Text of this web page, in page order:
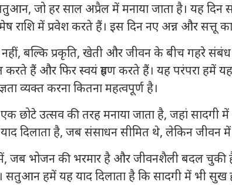
, जो हर साल अप्रैल में मनाया जाता है। यह
राशि में प्रवेश करते हैं। इस दिन नए अन्न और सत्तू
बल्कि प्रकृति, खेती और जीवन के बीच गहरे संबंध
हैं और फिर स्वयं ग्रहण करते हैं। यह परंपरा हमें
व्यक्त करना कितना महत्वपूर्ण है।
एक छोटे उत्सव की तरह मनाया जाता है, जहां
दिलाता है, जब संसाधन सीमित थे, लेकिन
भोजन की भरमार है और जीवनशैली बदल चुकी
सतुआन हमें यह याद दिलाता है कि सादगी में भी सुख